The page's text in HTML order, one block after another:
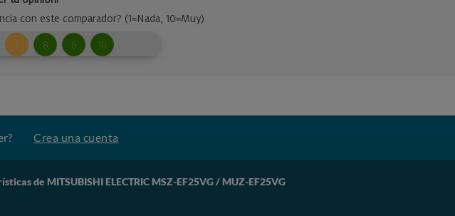
Crea una cuenta
de MITSUBISHI ELECTRIC MSZ-EF25VG / MUZ-EF25VG